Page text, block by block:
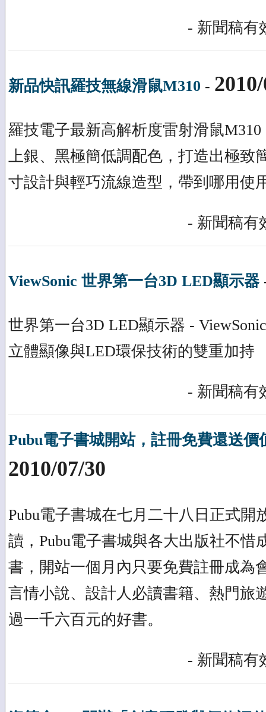
- 新聞稿有
新品快訊羅技無線滑鼠M310 -
羅技電子最新高解析度雷射滑鼠
上銀、黑極簡低調配色，打造出極致
寸設計與輕巧流線造型，帶到哪用使
- 新聞稿有
ViewSonic 世界第一台3D LED顯示器
世界第一台3D LED顯示器 -
立體顯像與LED環保技術的雙重加持
- 新聞稿有
Pubu電子書城開站，註冊免費還送
2010/07/30
Pubu電子書城在七月二十八日正式開
讀，Pubu電子書城與各大出版社不惜
書，開站一個月內只要免費註冊成為
言情小說、設計人必讀書籍、熱門旅
過一千六百元的好書。
- 新聞稿有